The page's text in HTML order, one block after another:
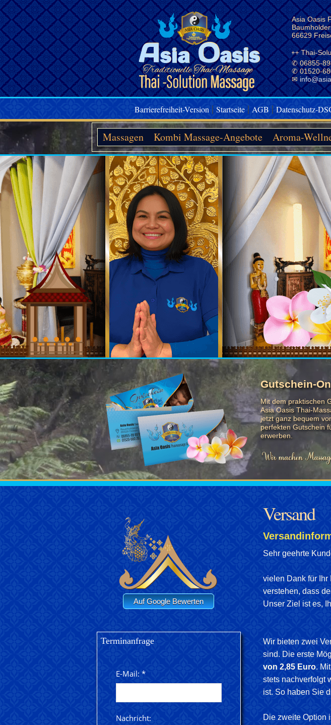
Asia Oasis
66629
Thai-Massage +++ Die Kunst +++ der traditionellen Thai-Massage +++ Thai-Solution Massage in
✆ 06855-
✆ 01520-
✉
Barrierefreiheit-Version | Startseite | AGB | Datenschutz-
Massagen Kombi Massage-Angebote Aroma-
Gutschein-
Mit dem praktischen
Asia Oasis Thai-
jetzt ganz bequem
perfekten Gutschein
erwerben.
Versand
Sehr geehrte
vielen Dank für Ihr
verstehen, dass
Unser Ziel ist es,
Wir bieten zwei
sind. Die erste
von 2,85 Euro.
stets nachverfolgt
ist. So haben Sie
Die zweite Option
Auf Google Bewerten
Terminanfrage